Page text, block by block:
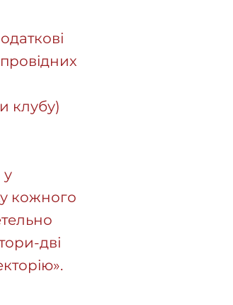
клубу)
у
кожного
дві